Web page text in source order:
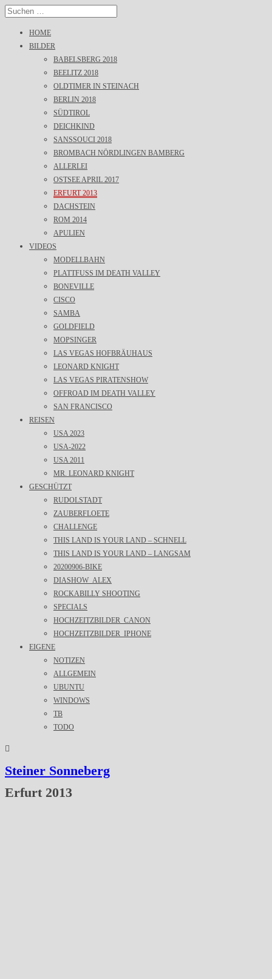
HOME
BILDER
BABELSBERG 2018
BEELITZ 2018
OLDTIMER IN STEINACH
BERLIN 2018
SÜDTIROL
DEICHKIND
SANSSOUCI 2018
BROMBACH NÖRDLINGEN BAMBERG
ALLERLEI
OSTSEE APRIL 2017
ERFURT 2013
DACHSTEIN
ROM 2014
APULIEN
VIDEOS
MODELLBAHN
PLATTFUSS IM DEATH VALLEY
BONEVILLE
CISCO
SAMBA
GOLDFIELD
MOPSINGER
LAS VEGAS HOFBRÄUHAUS
LEONARD KNIGHT
LAS VEGAS PIRATENSHOW
OFFROAD IM DEATH VALLEY
SAN FRANCISCO
REISEN
USA 2023
USA-2022
USA 2011
MR. LEONARD KNIGHT
GESCHÜTZT
RUDOLSTADT
ZAUBERFLOETE
CHALLENGE
THIS LAND IS YOUR LAND – SCHNELL
THIS LAND IS YOUR LAND – LANGSAM
20200906-BIKE
DIASHOW_ALEX
ROCKABILLY SHOOTING
SPECIALS
HOCHZEITZBILDER_CANON
HOCHZEITZBILDER_IPHONE
EIGENE
NOTIZEN
ALLGEMEIN
UBUNTU
WINDOWS
TB
TODO
Steiner Sonneberg
Erfurt 2013